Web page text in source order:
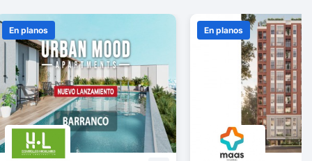
En planos En planos